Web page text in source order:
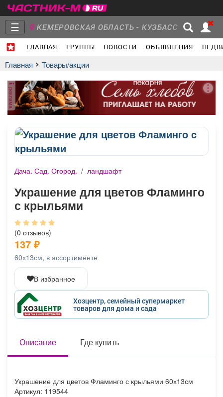
☰ КЕМЕРОВСКАЯ ОБЛАСТЬ - КУЗБАСС
ГЛАВНАЯ ГРУППЫ НОВОСТИ ОБЪЯВЛЕНИЯ
Главная
Объявления Недвижимость Услуги
Работа Транспорт
Афиша
ТВ программа Я - пенсионер
Главная Товары/акции
реклама
Дача. Сад. Огород. / ландшафт
Украшение для цветов Фламинго
с крыльями
(0 отзывов)
137 ₽
60х13см, в ассортименте
В избранное
Хозцентр, семейный супермаркет
товаров для дома и сада
Описание Где купить
Украшение для цветов Фламинго с крыльями 60х13см
Артикул: 119544